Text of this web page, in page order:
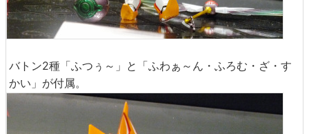
バトン2種「ふつぅ～」と「ふわぁ～ん・ふろむ・ざ・す
かい」が付属。